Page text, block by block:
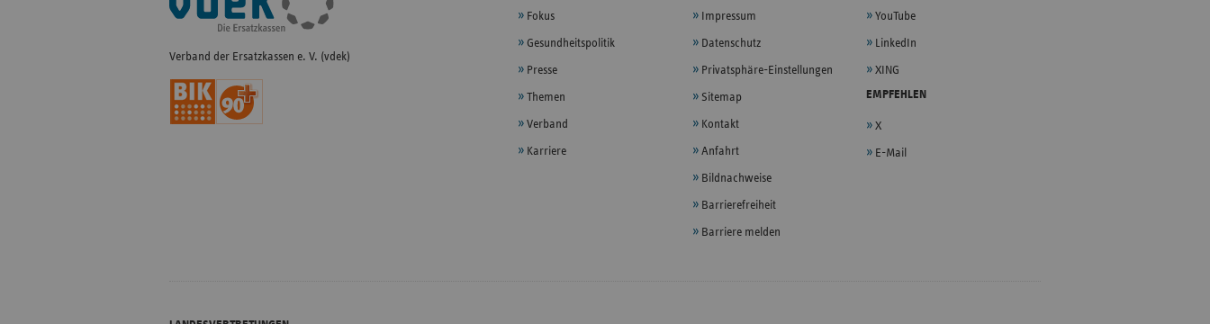
Navigation
Verband der Ersatzkassen e. V. (vdek)
Fokus
Gesundheitspolitik
Presse
Themen
Verband
Karriere
Impressum
Datenschutz
Privatsphäre-Einstellungen
Sitemap
Kontakt
Anfahrt
Bildnachweise
Barrierefreiheit
Barriere melden
YouTube
LinkedIn
XING
EMPFEHLEN
X
E-Mail